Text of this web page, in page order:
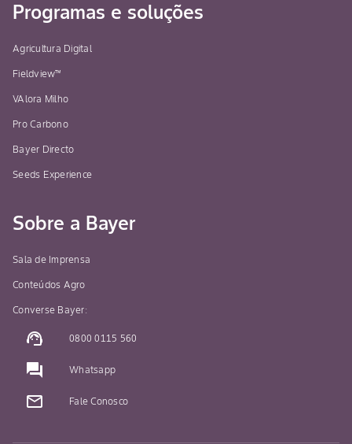
Programas e soluções
Agricultura Digital
Fieldview™
VAlora Milho
Pro Carbono
Bayer Directo
Seeds Experience
Sobre a Bayer
Sala de Imprensa
Conteúdos Agro
Converse Bayer:
support_agent 0800 0115 560
question_answer Whatsapp
mail_outline Fale Conosco